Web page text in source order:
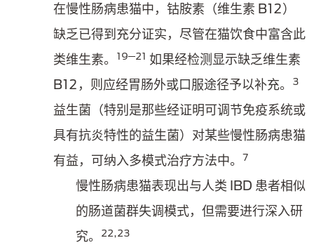
在慢性肠病患猫中，钴胺素（维生素 B12）
缺乏已得到充分证实，尽管在猫饮食中富含此
类维生素。
19─21 如果经检测显示缺乏维生素
B12，则应经胃肠外或口服途径予以补充。
3
益生菌（特别是那些经证明可调节免疫系统或
具有抗炎特性的益生菌）对某些慢性肠病患猫
有益，可纳入多模式治疗方法中。
7
慢性肠病患猫表现出与人类 IBD 患者相似
的肠道菌群失调模式，但需要进行深入研
究。
22,23